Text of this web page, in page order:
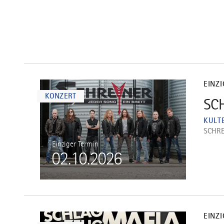
KONZERT 1
02.10.2026
Einziger Termin